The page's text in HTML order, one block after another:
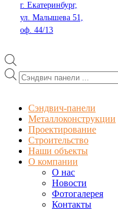
г. Екатеринбург,
ул. Малышева 51,
оф. 44/13
Поиск
товаров
Сэндвич-панели
Металлоконструкции
Проектирование
Строительство
Наши объекты
О компании
О нас
Новости
Фотогалерея
Контакты